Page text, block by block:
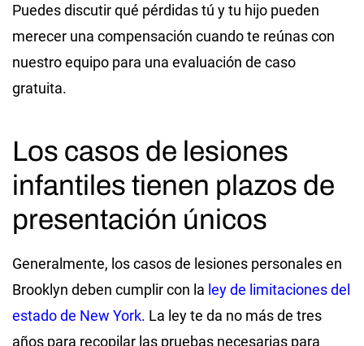
Puedes discutir qué pérdidas tú y tu hijo pueden
merecer una compensación cuando te reúnas con
nuestro equipo para una evaluación de caso
gratuita.
Los casos de lesiones
infantiles tienen plazos de
presentación únicos
Generalmente, los casos de lesiones personales en
Brooklyn deben cumplir con la ley de limitaciones del
estado de New York. La ley te da no más de tres
años para recopilar las pruebas necesarias para